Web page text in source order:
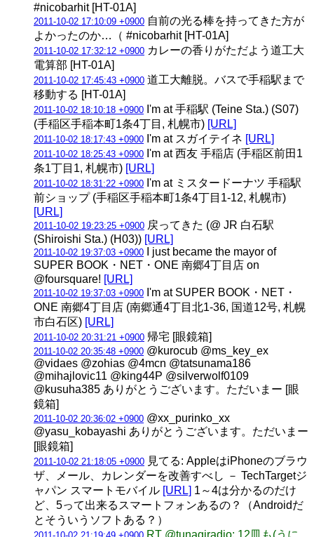
#nicobarhit [HT-01A]
2011-10-02 17:10:09 +0900 自前の光る棒を持ってきた方が
よかったのか…（ #nicobarhit [HT-01A]
2011-10-02 17:32:12 +0900 カレーの香りがただよう道工大
電算部 [HT-01A]
2011-10-02 17:45:43 +0900 道工大離脱。バスで手稲駅まで
移動する [HT-01A]
2011-10-02 18:10:18 +0900 I'm at 手稲駅 (Teine Sta.) (S07)
(手稲区手稲本町1条4丁目, 札幌市) [URL]
2011-10-02 18:17:43 +0900 I'm at スガイテイネ [URL]
2011-10-02 18:25:43 +0900 I'm at 西友 手稲店 (手稲区前田1
条1丁目1, 札幌市) [URL]
2011-10-02 18:31:22 +0900 I'm at ミスタードーナツ 手稲駅
前ショップ (手稲区手稲本町1条4丁目1-12, 札幌市)
[URL]
2011-10-02 19:23:25 +0900 戻ってきた (@ JR 白石駅
(Shiroishi Sta.) (H03)) [URL]
2011-10-02 19:37:03 +0900 I just became the mayor of
SUPER BOOK・NET・ONE 南郷4丁目店 on
@foursquare! [URL]
2011-10-02 19:37:03 +0900 I'm at SUPER BOOK・NET・
ONE 南郷4丁目店 (南郷通4丁目北1-36, 国道12号, 札幌
市白石区) [URL]
2011-10-02 20:31:21 +0900 帰宅 [眼鏡箱]
2011-10-02 20:35:48 +0900 @kurocub @ms_key_ex
@vidaes @zohias @4mcn @tatsunama186
@mihajlovic11 @king44P @silverwolf0109
@kusuha385 ありがとうございます。ただいまー [眼
鏡箱]
2011-10-02 20:36:02 +0900 @xx_purinko_xx
@yasu_kobayashi ありがとうございます。ただいまー
[眼鏡箱]
2011-10-02 21:18:05 +0900 見てる: AppleはiPhoneのブラウ
ザ、メール、カレンダーを改善すべし － TechTargetジ
ャパン スマートモバイル [URL] 1～4は分かるのだけ
ど、5って出来るスマートフォンあるの？（Androidだ
とそういうソフトある？）
RT @tunagiradio: 12皿も(うに